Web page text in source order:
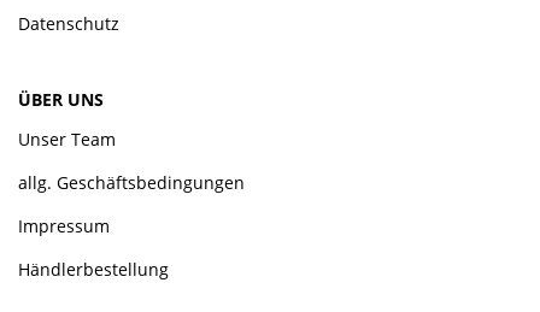
Datenschutz
ÜBER UNS
Unser Team
allg. Geschäftsbedingungen
Impressum
Händlerbestellung